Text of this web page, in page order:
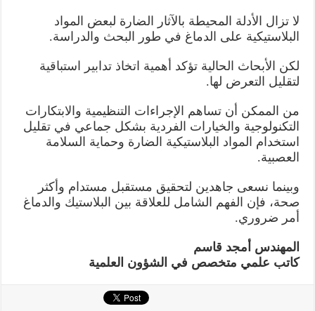
لا تزال الأدلة المحيطة بالآثار الضارة لبعض المواد
البلاستيكية على الدماغ في طور البحث والدراسة.
لكن الأبحاث الحالية تؤكد أهمية اتخاذ تدابير استباقية
لتقليل التعرض لها.
من الممكن أن تساهم الإجراءات التنظيمية والابتكارات
التكنولوجية والخيارات الفردية بشكل جماعي في تقليل
استخدام المواد البلاستيكية الضارة وحماية السلامة
العصبية.
وبينما نسعى جاهدين لتحقيق مستقبل مستدام وأكثر
صحة، فإن الفهم الشامل للعلاقة بين البلاستيك والدماغ
أمر ضروري.
المهندس أمجد قاسم
كاتب علمي متخصص في الشؤون العلمية